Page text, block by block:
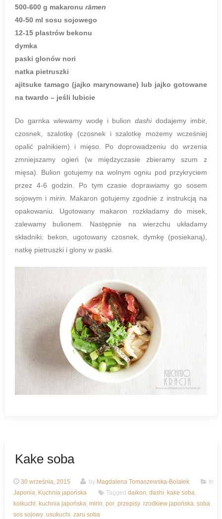
500-600 g makaronu rāmen
40-50 ml sosu sojowego
12-15 plastrów bekonu
dymka
paski glonów nori
natka pietruszki
ajitsuke tamago (jajko marynowane) lub jajko gotowane
na twardo – jeśli lubicie
Do garnka wlewamy wodę i buliondashidodajemy imbir,
czosnek, szalotkę (czosnek i szalotkę możemy wcześniej
opalić palnikiem) i mięso. Po doprowadzeniu do wrzenia
zmniejszamy ogień (w międzyczasie zbieramy szum z
mięsa). Bulion gotujemy na wolnym ogniu pod przykryciem
przez 4-6 godzin. Po tym czasie doprawiamy go sosem
sojowym i mirin . Makaron gotujemy zgodnie z instrukcją na
opakowaniu. Ugotowany makaron rozkładamy do misek,
zalewamy bulionem. Następnie na wierzchu układamy
składniki: bekon, ugotowany czosnek, dymkę (posiekaną),
natkę pietruszki i glony w paski.
Kake soba
30 września, 2015 by Magdalena Tomaszewska-Bolałek
In
Japonia, Kuchnia japońska Tagged daikon, dashi, kake soba,
koikuchi, kuchnia japońska, mirin, por, przepisy, rzodkiew japońska, soba,
sos sojowy, usukuchi, zaru soba